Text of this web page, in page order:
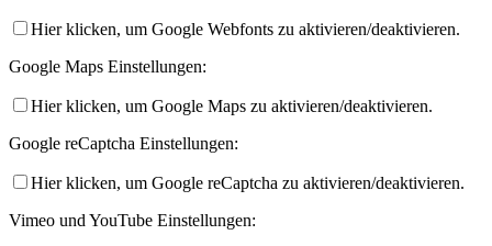
Hier klicken, um Google Webfonts zu aktivieren/deaktivieren.
Google Maps Einstellungen:
Hier klicken, um Google Maps zu aktivieren/deaktivieren.
Google reCaptcha Einstellungen:
Hier klicken, um Google reCaptcha zu aktivieren/deaktivieren.
Vimeo und YouTube Einstellungen: